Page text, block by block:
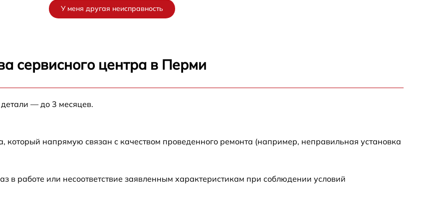
от 60 мин 500 р
У меня другая неисправность
сервисного центра в Перми
— до 3 месяцев.
который напрямую связан с качеством проведенного ремонта (например, неправильная установка
в работе или несоответствие заявленным характеристикам при соблюдении условий